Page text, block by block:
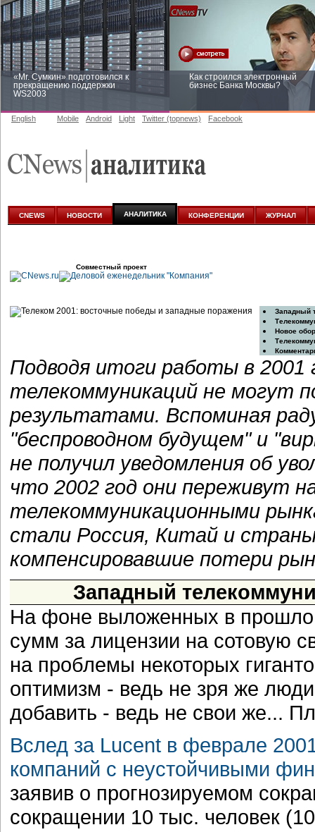
«Mr. Сумкин» подготовился к
прекращению поддержки
WS2003
Как строился электронный
бизнес Банка Москвы?
аналитике
English Mobile Android Light Twitter (topnews) Facebook
CNEWS НОВОСТИ АНАЛИТИКА КОНФЕРЕНЦИИ ЖУРНАЛ
Совместный проект
Западный
Новое
Подводя итоги работы в 2001
телекоммуникаций не могут
результатами. Вспоминая
"беспроводном будущем" и
не получил уведомления об
что 2002 год они переживут
телекоммуникационными
стали Россия, Китай и
компенсировавшие потери
Западный
На фоне выложенных в
сумм за лицензии на сотовую
на проблемы некоторых
оптимизм - ведь не зря же
добавить - ведь не свои же...
Вслед за Lucent в феврале
компаний с неустойчивыми
заявив о прогнозируемом
сокращении 10 тыс. человек